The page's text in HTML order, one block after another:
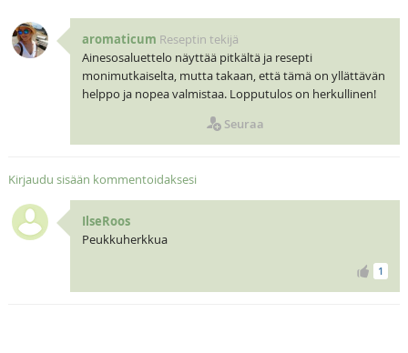
aromaticum Reseptin tekijä
Ainesosaluettelo näyttää pitkältä ja resepti
monimutkaiselta, mutta takaan, että tämä on yllättävän
helppo ja nopea valmistaa. Lopputulos on herkullinen!
Seuraa
Kirjaudu sisään kommentoidaksesi
IlseRoos
Peukkuherkkua
1